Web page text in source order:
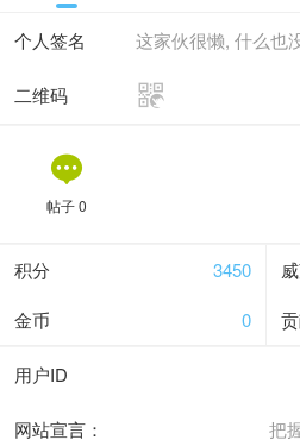
这家伙很懒, 什么也
个人签名

二维码

帖子 0
3450
积分
0
金币
用户ID
把
网站宣言：